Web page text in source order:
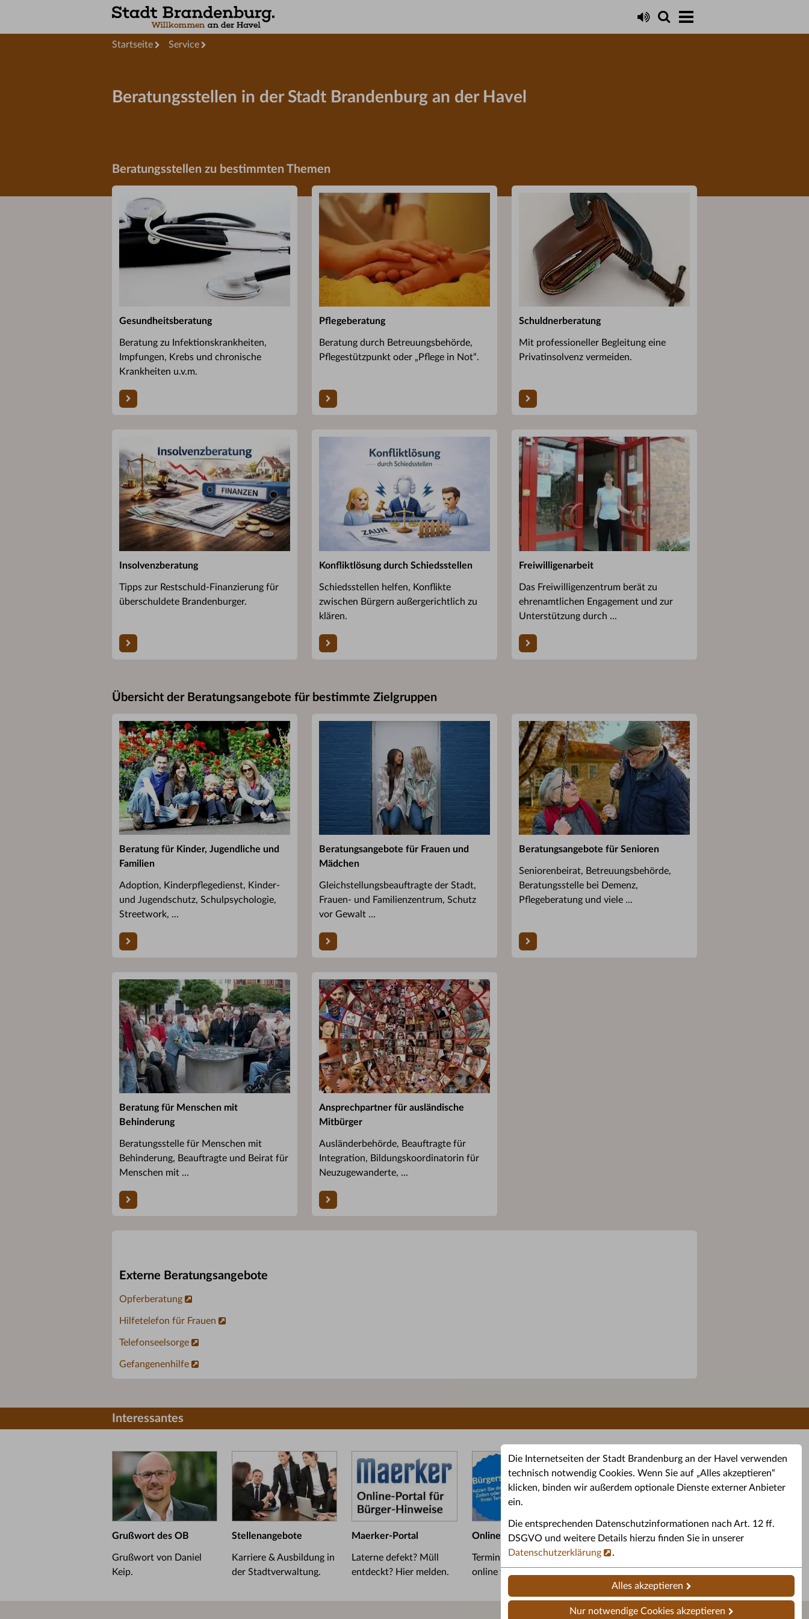
Die Internetseiten der Stadt Brandenburg an der Havel verwenden
technisch notwendig Cookies. Wenn Sie auf „Alles akzeptieren“
klicken, binden wir außerdem optionale Dienste externer Anbieter
ein.
Die entsprechenden Datenschutzinformationen nach Art. 12 ff.
DSGVO und weitere Details hierzu finden Sie in unserer
Datenschutzerklärung
.
Alles akzeptieren
Nur notwendige Cookies akzeptieren
Startseite Service
Beratungsstellen in der Stadt Brandenburg an der Havel
Beratungsstellen zu bestimmten Themen
Gesundheitsberatung
Beratung zu Infektionskrankheiten,
Impfungen, Krebs und chronische
Krankheiten u.v.m.
Pflegeberatung
Beratung durch Betreuungsbehörde,
Pflegestützpunkt oder „Pflege in Not“.
Schuldnerberatung
Mit professioneller Begleitung eine
Privatinsolvenz vermeiden.
Insolvenzberatung
Tipps zur Restschuld-Finanzierung für
überschuldete Brandenburger.
Konfliktlösung durch Schiedsstellen
Schiedsstellen helfen, Konflikte
zwischen Bürgern außergerichtlich zu
klären.
Freiwilligenarbeit
Das Freiwilligenzentrum berät zu
ehrenamtlichen Engagement und zur
Unterstützung durch ...
Übersicht der Beratungsangebote für bestimmte Zielgruppen
Beratung für Kinder, Jugendliche und
Familien
Adoption, Kinderpflegedienst, Kinder-
und Jugendschutz, Schulpsychologie,
Streetwork, ...
Beratungsangebote für Frauen und
Mädchen
Gleichstellungsbeauftragte der Stadt,
Frauen- und Familienzentrum, Schutz
vor Gewalt ...
Beratungsangebote für Senioren
Seniorenbeirat, Betreuungsbehörde,
Beratungsstelle bei Demenz,
Pflegeberatung und viele ...
Beratung für Menschen mit
Behinderung
Beratungsstelle für Menschen mit
Behinderung, Beauftragte und Beirat für
Menschen mit ...
Ansprechpartner für ausländische
Mitbürger
Ausländerbehörde, Beauftragte für
Integration, Bildungskoordinatorin für
Neuzugewanderte, ...
Externe Beratungsangebote
Opferberatung
Hilfetelefon für Frauen
Telefonseelsorge
Gefangenenhilfe
Interessantes
Grußwort des OB
Grußwort von Daniel
Keip.
Stellenangebote
Karriere & Ausbildung in
der Stadtverwaltung.
Maerker-Portal
Laterne defekt? Müll
entdeckt? Hier melden.
Online-Terminbuchung
Termin im Bürgerservice
online vereinbaren.
Altkleider-Container
Standorte für Altkleider-
Sporttermine